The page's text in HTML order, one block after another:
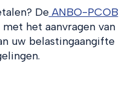
DeANBO-PCOB
het aanvragen van
uw belastingaangifte